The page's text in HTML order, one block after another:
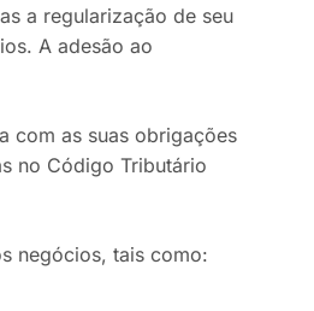
a regularização de seu
A adesão ao
com as suas obrigações
no Código Tributário
negócios, tais como: